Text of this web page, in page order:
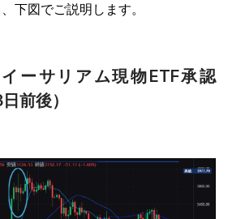
下図でご説明します。
ーサリアム現物ETF承認
前後）